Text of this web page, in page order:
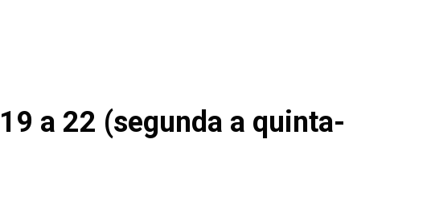
a 22 (segunda a quinta-